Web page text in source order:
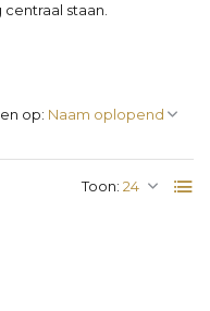
staan.
Toon:
op: